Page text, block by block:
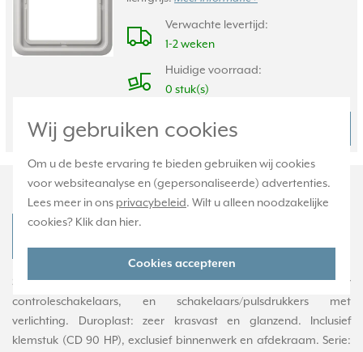
Wij gebruiken cookies
Om u de beste ervaring te bieden gebruiken wij cookies
voor websiteanalyse en (gepersonaliseerde) advertenties.
Lees meer in ons privacybeleid. Wilt u alleen noodzakelijke
cookies? Klik dan hier.
Cookies accepteren
Verwachte levertijd:
1-2 weken
Huidige voorraad:
0 stuk(s)
6,95 +
-
Productomschrijving
Schakelwip (knop) met controlevenster en belsymbool. Voor
controleschakelaars, en schakelaars/pulsdrukkers met
verlichting. Duroplast: zeer krasvast en glanzend. Inclusief
klemstuk (CD 90 HP), exclusief binnenwerk en afdekraam. Serie: